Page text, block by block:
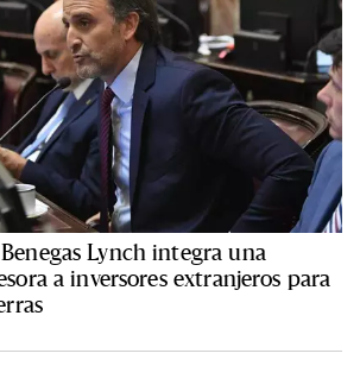
Lynch integra una
a inversores extranjeros para